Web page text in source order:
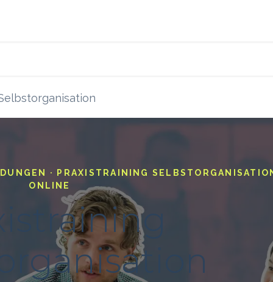
· PRAXISTRAINING
ONLINE